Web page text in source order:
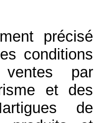
précisé
conditions
par
et des
de